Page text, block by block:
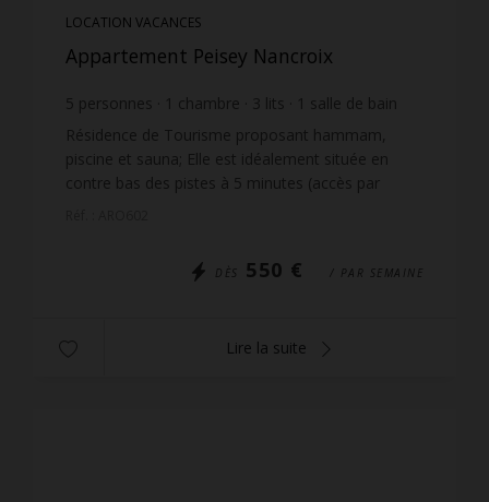
LOCATION VACANCES
Appartement Peisey Nancroix
5 personnes 1 chambre 3 lits 1 salle de bain
Résidence de Tourisme proposant hammam,
piscine et sauna; Elle est idéalement située en
contre bas des pistes à 5 minutes (accès par
DÈS 550 € / PAR SEMAINE
Lire la suite